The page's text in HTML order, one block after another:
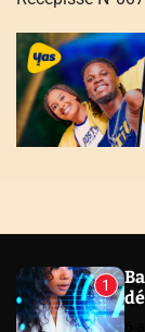
G
O
D
A
I
S
1